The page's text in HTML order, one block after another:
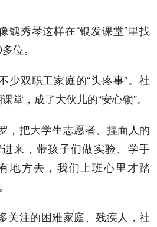
魏秀琴这样在“银发课堂”里找
位。
少双职工家庭的“头疼事”。社
堂，成了大伙儿的“安心锁”。
，把大学生志愿者、捏面人的
来，带孩子们做实验、学手
地方去，我们上班心里才踏
关注的困难家庭、残疾人，社